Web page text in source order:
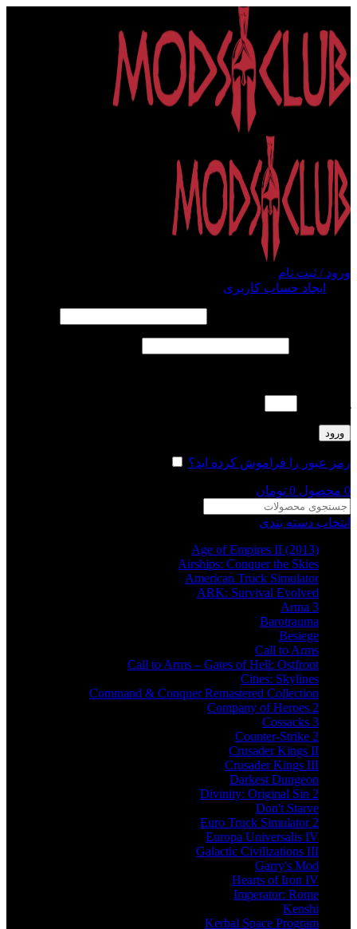
ورود / ثبت نام
ایجاد حساب کاربری
ورود
رمز عبور را فراموش کرده اید؟
0 محصول 0 تومان
انتخاب دسته بندی
Age of Empires II (2013)
Airships: Conquer the Skies
American Truck Simulator
ARK: Survival Evolved
Arma 3
Barotrauma
Besiege
Call to Arms
Call to Arms – Gates of Hell: Ostfront
Cities: Skylines
Command & Conquer Remastered Collection
Company of Heroes 2
Cossacks 3
Counter-Strike 2
Crusader Kings II
Crusader Kings III
Darkest Dungeon
Divinity: Original Sin 2
Don't Starve
Euro Truck Simulator 2
Europa Universalis IV
Galactic Civilizations III
Garry's Mod
Hearts of Iron IV
Imperator: Rome
Kenshi
Kerbal Space Program